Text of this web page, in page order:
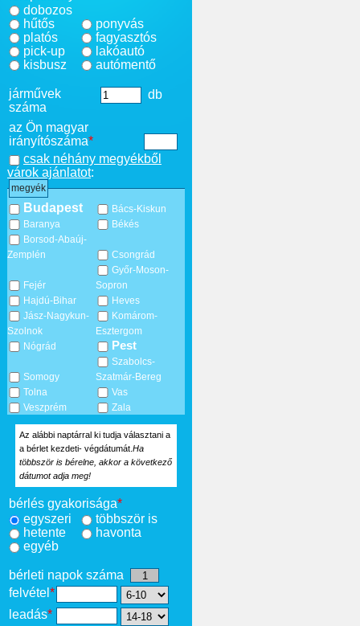
dobozos
hűtős
platós
pick-up
kisbusz
ponyvás
fagyasztós
lakóautó
autómentő
járművek
száma
db
az Ön magyar
irányítószáma*
csak néhány megyékből
várok ajánlatot:
megyék
Budapest
Bács-Kiskun
Baranya
Békés
Borsod-Abaúj-
Zemplén
Csongrád
Fejér
Győr-Moson-
Sopron
Hajdú-Bihar
Heves
Jász-Nagykun-
Szolnok
Komárom-
Esztergom
Nógrád
Pest
Somogy
Szabolcs-
Szatmár-Bereg
Tolna
Vas
Veszprém
Zala
Az alábbi naptárral ki tudja választani a
a bérlet kezdeti- végdátumát. Ha
többször is bérelne, akkor a következő
dátumot adja meg!
bérlés gyakorisága*
egyszeri
többször is
hetente
havonta
egyéb
bérleti napok száma
felvétel *
leadás*